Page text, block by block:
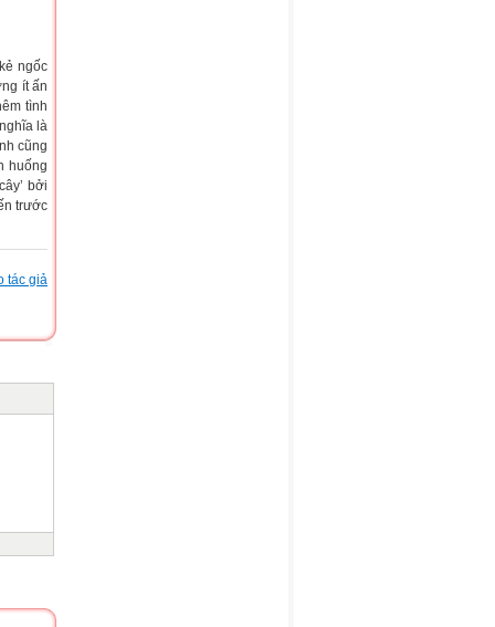
ngốc
ít ấn
tình
là
cũng
huống
bởi
trước
tác giả